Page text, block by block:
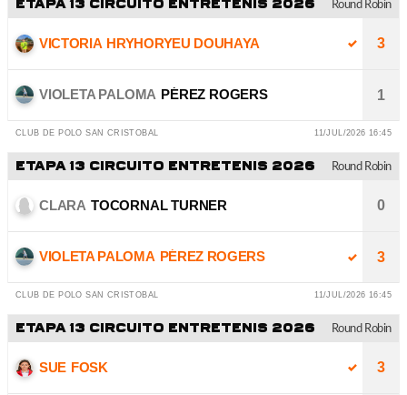
ETAPA 13 CIRCUITO ENTRETENIS 2026 Round Robin
VICTORIA HRYHORYEU DOUHAYA 3
VIOLETA PALOMA PÉREZ ROGERS 1
CLUB DE POLO SAN CRISTOBAL 11/JUL/2026 16:45
ETAPA 13 CIRCUITO ENTRETENIS 2026 Round Robin
CLARA TOCORNAL TURNER 0
VIOLETA PALOMA PÉREZ ROGERS 3
CLUB DE POLO SAN CRISTOBAL 11/JUL/2026 16:45
ETAPA 13 CIRCUITO ENTRETENIS 2026 Round Robin
SUE FOSK 3